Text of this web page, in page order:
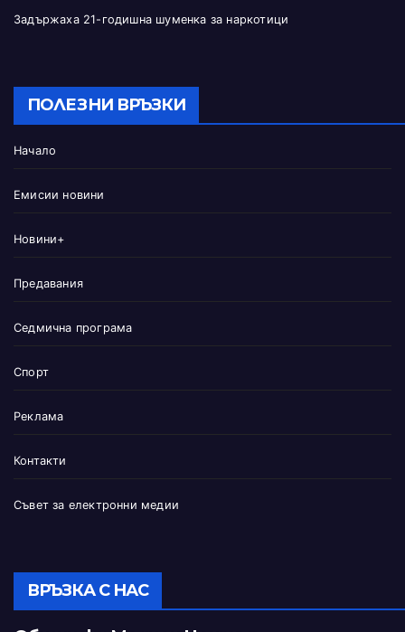
Задържаха 21-годишна шуменка за наркотици
ПОЛЕЗНИ ВРЪЗКИ
Начало
Емисии новини
Новини+
Предавания
Седмична програма
Спорт
Реклама
Контакти
Съвет за електронни медии
ВРЪЗКА С НАС